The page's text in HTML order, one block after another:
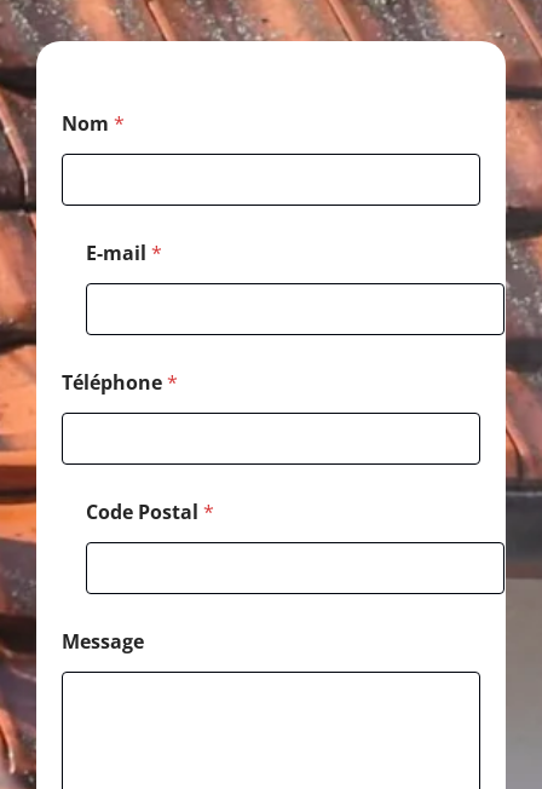
Nom *
E-mail *
Téléphone*
Code Postal *
*
*
*
Message